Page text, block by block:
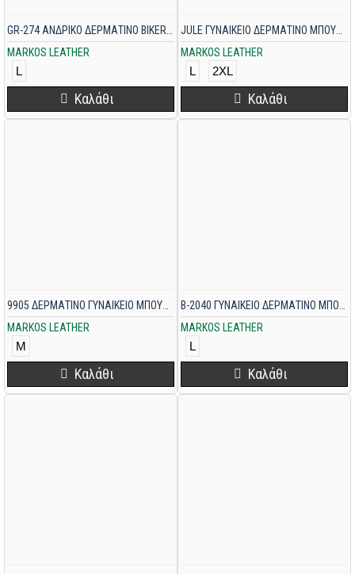
MARKOS LEATHER
L
Καλάθι
MARKOS LEATHER
JULE ΓΥΝΑΙΚΕΙΟ ΔΕΡΜΑΤΙΝΟ ΜΠΟΥΦΑΝ ΜΑΥΡΟ
L 2XL
Καλάθι
MARKOS LEATHER
M
Καλάθι
MARKOS LEATHER
L
Καλάθι